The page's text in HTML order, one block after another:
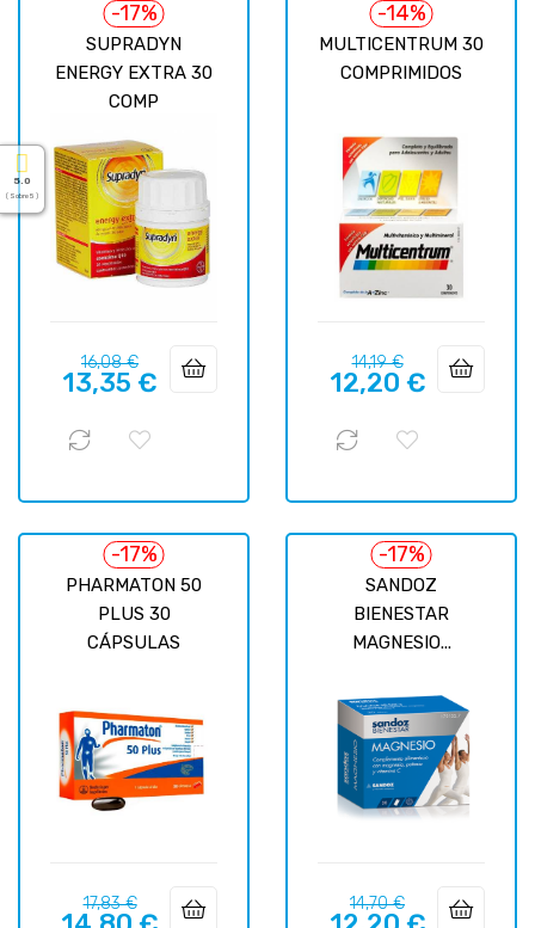
SUPRADYN
ENERGY EXTRA 30
COMP
-17%
Precio
regular
16,08 €Precio
13,35 €
MULTICENTRUM 30
COMPRIMIDOS
-14%
Precio
regular
14,19 €Precio
12,20 €
PHARMATON 50
PLUS 30
CÁPSULAS
-17%
Precio
regular
17,83 €Precio
SANDOZ
BIENESTAR
MAGNESIO...
-17%
Precio
regular
14,70 €Precio
5.0
( Sobre 5 )